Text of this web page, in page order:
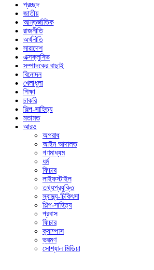
প্রচ্ছদ
জাতীয়
আন্তর্জাতিক
রাজনীতি
অর্থনীতি
সারাদেশ
এক্সক্লুসিভ
সম্পাদকের বাছাই
বিনোদন
খেলাধুলা
শিক্ষা
চাকরি
শিল্প-সাহিত্য
মতামত
আরও
অপরাধ
আইন আদালত
গণমাধ্যম
ধর্ম
ফিচার
লাইফস্টাইল
তথ্যপ্রযুক্তি
স্বাস্থ্য-চিকিৎসা
শিল্প-সাহিত্য
প্রবাস
ফিচার
ক্যাম্পাস
ভ্রমণ
সোশ্যাল মিডিয়া